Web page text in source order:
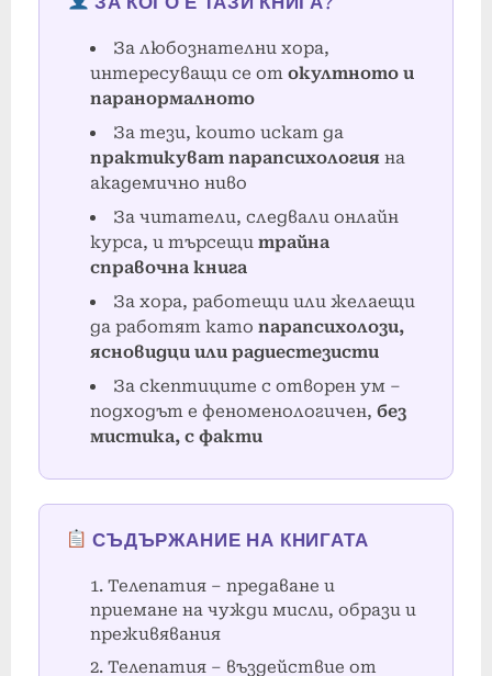
За любознателни хора,
интересуващи се от окултното и
паранормалното
За тези, които искат да
практикуват парапсихология на
академично ниво
За читатели, следвали онлайн
курса, и търсещи трайна
справочна книга
За хора, работещи или желаещи
да работят като парапсихолози,
ясновидци или радиестезисти
За скептиците с отворен ум –
подходът е феноменологичен, без
мистика, с факти
СЪДЪРЖАНИЕ НА КНИГАТА
Телепатия – предаване и
приемане на чужди мисли, образи и
преживявания
Телепатия – въздействие от